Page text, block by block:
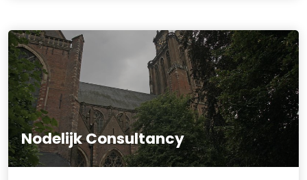
Nodelijk Consultancy